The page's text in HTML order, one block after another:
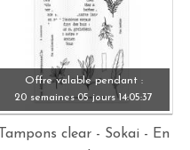
Offre valable pendant :
20 semaines 05 jours 14:05:37
Tampons clear - Sokai - En